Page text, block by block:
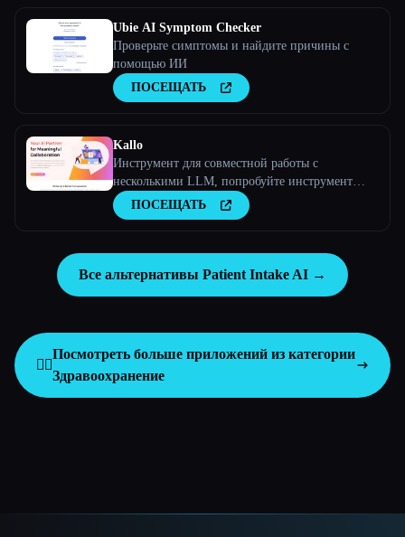
Ubie AI Symptom Checker
Проверьте симптомы и найдите причины с
помощью ИИ
ПОСЕЩАТЬ
Kallo
Инструмент для совместной работы с
несколькими LLM, попробуйте инструмент
искусственного интеллекта
ПОСЕЩАТЬ
Все альтернативы Patient Intake AI →
👩‍⚕️
Посмотреть больше приложений из категории
Здравоохранение